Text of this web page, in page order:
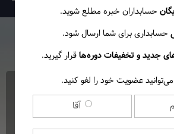
فنی، مفهومی و
خاص مالیاتی
حسابداران خبره مطلع ‎شوید.
حسابداری برای شما ارسال شود.
جدید و تخفیفات دوره‌هاقرار گیرید.
عضویت خود را لغو کنید.
آقا